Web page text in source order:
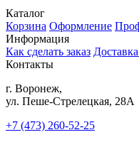
Каталог
Корзина Оформление
Информация
Как сделать заказ
Контакты
г. Воронеж,
ул. Пеше-Cтрелецкая, 28А
+7 (473) 260-52-25